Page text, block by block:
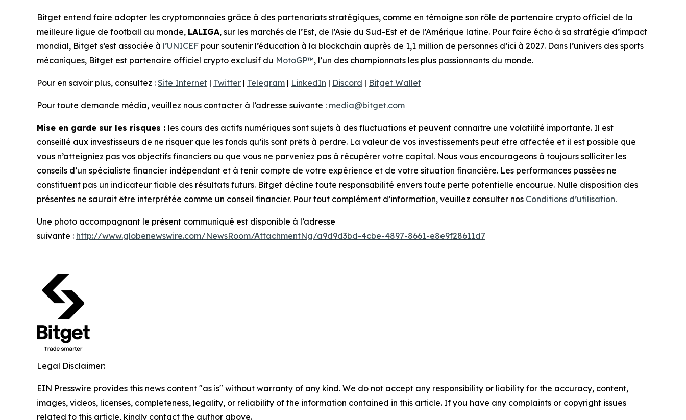
Bitget entend faire adopter les cryptomonnaies grâce à des partenariats stratégiques, comme en témoigne son rôle de partenaire crypto officiel de la
meilleure ligue de football au monde, LALIGA, sur les marchés de l’Est, de l’Asie du Sud-Est et de l’Amérique latine. Pour faire écho à sa stratégie d’impact
mondial, Bitget s’est associée à l’UNICEF pour soutenir l’éducation à la blockchain auprès de 1,1 million de personnes d’ici à 2027. Dans l’univers des sports
mécaniques, Bitget est partenaire officiel crypto exclusif du MotoGP™, l’un des championnats les plus passionnants du monde.
Pour en savoir plus, consultez : Site Internet | Twitter | Telegram | LinkedIn | Discord | Bitget Wallet
Pour toute demande média, veuillez nous contacter à l’adresse suivante : media@bitget.com
Mise en garde sur les risques : les cours des actifs numériques sont sujets à des fluctuations et peuvent connaître une volatilité importante. Il est
conseillé aux investisseurs de ne risquer que les fonds qu’ils sont prêts à perdre. La valeur de vos investissements peut être affectée et il est possible que
vous n’atteigniez pas vos objectifs financiers ou que vous ne parveniez pas à récupérer votre capital. Nous vous encourageons à toujours solliciter les
conseils d’un spécialiste financier indépendant et à tenir compte de votre expérience et de votre situation financière. Les performances passées ne
constituent pas un indicateur fiable des résultats futurs. Bitget décline toute responsabilité envers toute perte potentielle encourue. Nulle disposition des
présentes ne saurait être interprétée comme un conseil financier. Pour tout complément d’information, veuillez consulter nos Conditions d’utilisation.
Une photo accompagnant le présent communiqué est disponible à l’adresse
suivante : http://www.globenewswire.com/NewsRoom/AttachmentNg/a9d9d3bd-4cbe-4897-8661-e8e9f28611d7
Legal Disclaimer:
EIN Presswire provides this news content "as is" without warranty of any kind. We do not accept any responsibility or liability for the accuracy, content,
images, videos, licenses, completeness, legality, or reliability of the information contained in this article. If you have any complaints or copyright issues
related to this article, kindly contact the author above.